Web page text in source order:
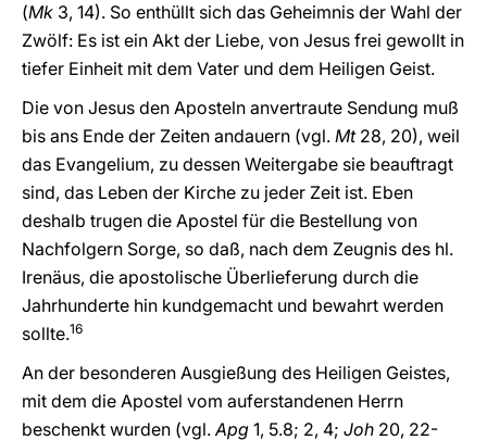
(Mk 3, 14). So enthüllt sich das Geheimnis der Wahl der
Zwölf: Es ist ein Akt der Liebe, von Jesus frei gewollt in
tiefer Einheit mit dem Vater und dem Heiligen Geist.
Die von Jesus den Aposteln anvertraute Sendung muß
bis ans Ende der Zeiten andauern (vgl. Mt28, 20), weil
das Evangelium, zu dessen Weitergabe sie beauftragt
sind, das Leben der Kirche zu jeder Zeit ist. Eben
deshalb trugen die Apostel für die Bestellung von
Nachfolgern Sorge, so daß, nach dem Zeugnis des hl.
Irenäus, die apostolische Überlieferung durch die
Jahrhunderte hin kundgemacht und bewahrt werden
sollte.16
An der besonderen Ausgießung des Heiligen Geistes,
mit dem die Apostel vom auferstandenen Herrn
beschenkt wurden (vgl.Apg 1, 5.8; 2, 4; Joh 20, 22-